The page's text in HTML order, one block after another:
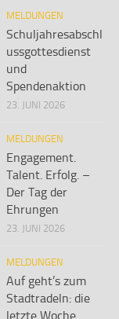
MELDUNGEN
Schuljahresabschl
ussgottesdienst
und
Spendenaktion
23. JUNI 2026
MELDUNGEN
Engagement.
Talent. Erfolg. –
Der Tag der
Ehrungen
23. JUNI 2026
MELDUNGEN
Auf geht’s zum
Stadtradeln: die
letzte Woche